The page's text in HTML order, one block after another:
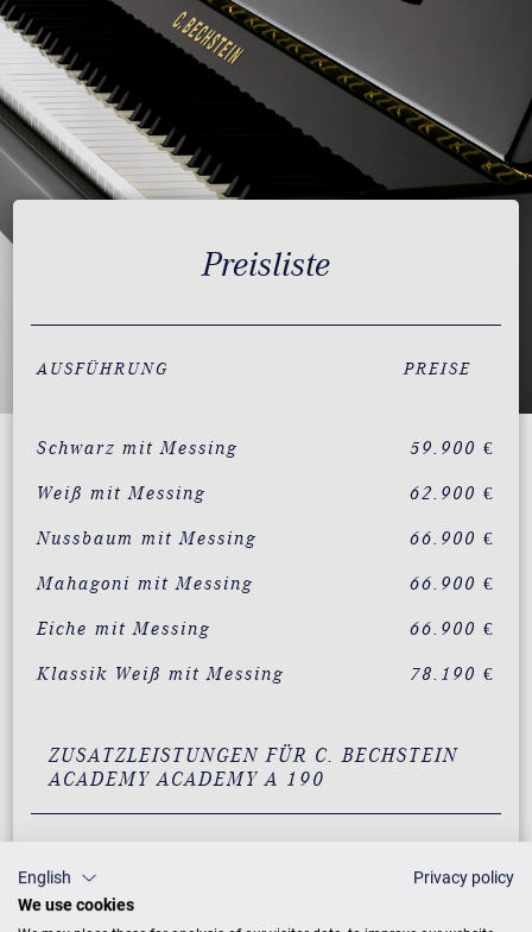
Preisliste
AUSFÜHRUNG PREISE
Schwarz mit Messing 59.900 €
Weiß mit Messing 62.900 €
Nussbaum mit Messing 66.900 €
Mahagoni mit Messing 66.900 €
Eiche mit Messing 66.900 €
Klassik Weiß mit Messing 78.190 €
ZUSATZLEISTUNGEN FÜR C. BECHSTEIN
ACADEMY ACADEMY A 190
PREISLISTE HERUNTERLADEN
English
Privacy policy
We use cookies